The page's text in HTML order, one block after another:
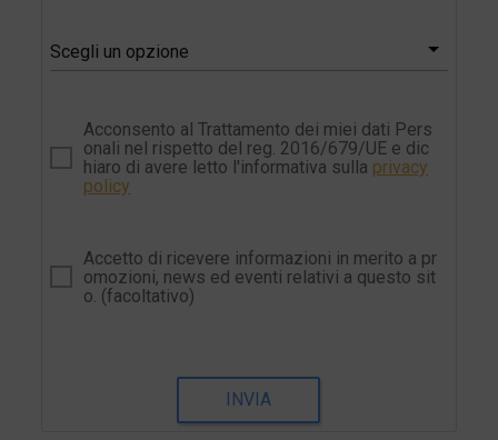
Scegli un opzione
Acconsento al Trattamento dei miei dati Pers
onali nel rispetto del reg. 2016/679/UE e dic
hiaro di avere letto l'informativa sulla privacy
policy
Accetto di ricevere informazioni in merito a pr
omozioni, news ed eventi relativi a questo sit
o. (facoltativo)
INVIA